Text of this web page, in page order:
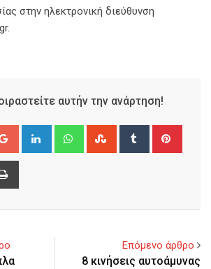
στην ηλεκτρονική διεύθυνση
αυτήν την ανάρτηση!
Google+ LinkedIn WhatsappStumbleUpon
Tumblr
Επόμενο άρθρο
8 κινήσεις αυτοάμυνας